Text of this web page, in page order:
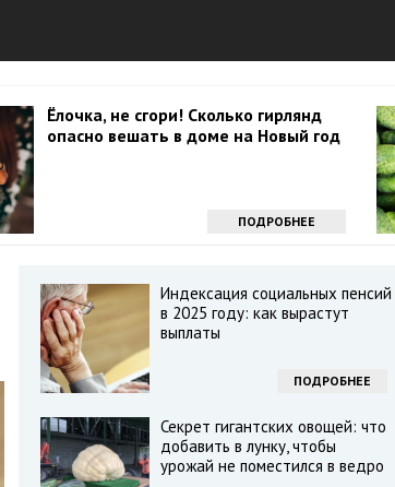
Ёлочка, не сгори! Сколько гирлянд
опасно вешать в доме на Новый год
ПОДРОБНЕЕ
Индексация социальных пенсий
в 2025 году: как вырастут
выплаты
ПОДРОБНЕЕ
Секрет гигантских овощей: что
добавить в лунку, чтобы
урожай не поместился в ведро